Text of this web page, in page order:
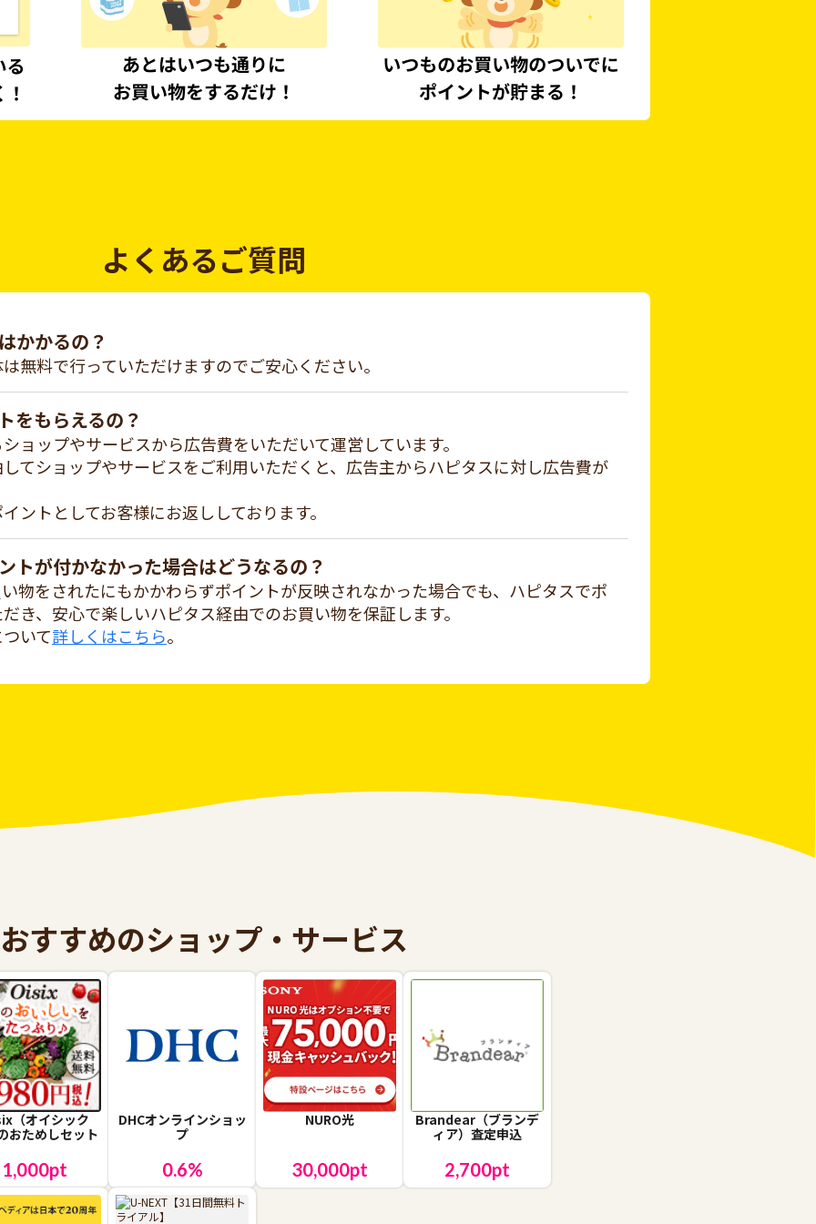
よくあるご質問
かかるの？
無料で行っていただけますのでご安心ください。
をもらえるの？
ョップやサービスから広告費をいただいて運営しています。
てショップやサービスをご利用いただくと、広告主からハピタスに対し広告費が
ントとしてお客様にお返ししております。
トが付かなかった場合はどうなるの？
物をされたにもかかわらずポイントが反映されなかった場合でも、ハピタスでポ
き、安心で楽しいハピタス経由でのお買い物を保証します。
いて詳しくはこちら。
おすすめのショップ・サービス
（オイシック
おためしセット
1,000pt
DHCオンラインショッ
プ
0.6%
NURO光
30,000pt
Brandear（ブランデ
ィア）査定申込
2,700pt